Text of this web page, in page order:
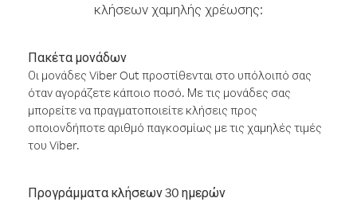
κλήσεων χαμηλής χρέωσης:
Πακέτα μονάδων
Οι μονάδες Viber Out προστίθενται στο υπόλοιπό σας
όταν αγοράζετε κάποιο ποσό. Με τις μονάδες σας
μπορείτε να πραγματοποιείτε κλήσεις προς
οποιονδήποτε αριθμό παγκοσμίως με τις χαμηλές τιμές
του Viber.
Προγράμματα κλήσεων 30 ημερών